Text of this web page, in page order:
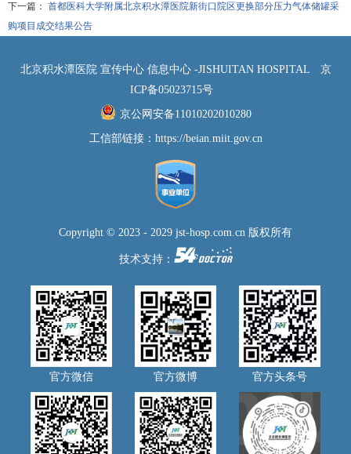
下一篇： 首都医科大学附属北京积水潭医院新街口院区更换部分压力气体储罐采
购项目成交结果公告
北京积水潭医院 宣传中心 信息中心 -JISHUITAN HOSPITAL
京
ICP备05023715号
京公网安备11010202010280
工信部链接： https://beian.miit.gov.cn
Copyright © 2023 - 2029 jst-hosp.com.cn 版权所有
技术支持：
官方微信 官方微博 官方头条号